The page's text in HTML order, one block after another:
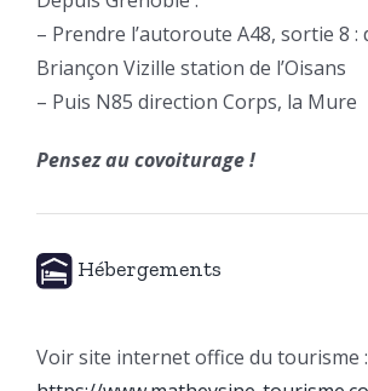
– Prendre l’autoroute A48, sortie 8 :
Briançon Vizille station de l’Oisans
– Puis N85 direction Corps, la Mure
Pensez au covoiturage !
Hébergements
Voir site internet office du tourisme :